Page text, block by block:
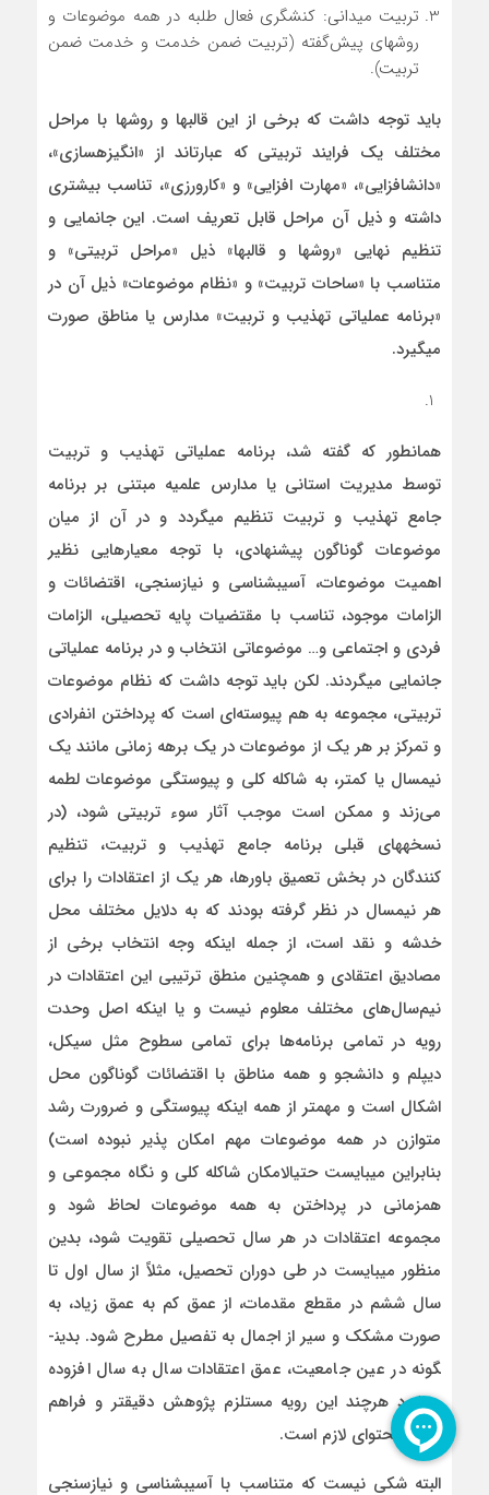
تربیت میدانی: کنشگری فعال طلبه در همه موضوعات و
روشهای پیش‌گفته (تربیت ضمن خدمت و خدمت ضمن
تربیت).
باید توجه داشت که برخی از این قالب­ها و روش­ها با مراحل
مختلف یک فرایند تربیتی که عبارت­اند از «انگیزه­سازی»،
«دانش­افزایی»، «مهارت افزایی» و «کارورزی»، تناسب بیشتری
داشته و ذیل آن مراحل قابل تعریف است. این جانمایی و
تنظیم نهایی «روش­ها و قالب­ها» ذیل «مراحل تربیتی» و
متناسب با «ساحات تربیت» و «نظام موضوعات» ذیل آن در
«برنامه عملیاتی تهذیب و تربیت» مدارس یا مناطق صورت
می­گیرد.
همانطور که گفته شد، برنامه عملیاتی تهذیب و تربیت
توسط مدیریت استانی یا مدارس علمیه مبتنی بر برنامه
جامع تهذیب و تربیت تنظیم می­گردد و در آن از میان
موضوعات گوناگون پیشنهادی، با توجه معیارهایی نظیر
اهمیت موضوعات، آسیب­شناسی و نیازسنجی، اقتضائات و
الزامات موجود، تناسب با مقتضیات پایه تحصیلی، الزامات
فردی و اجتماعی و… موضوعاتی انتخاب و در برنامه عملیاتی
جانمایی می­گردند. لکن باید توجه داشت که نظام موضوعات
تربیتی، مجموعه­ به هم پیوسته‌ای است که پرداختن انفرادی
و تمرکز بر هر یک از موضوعات در یک برهه زمانی مانند یک
نیمسال یا کمتر، به شاکله کلی و پیوستگی موضوعات لطمه
می‌زند و ممکن است موجب آثار سوء تربیتی شود، (در
نسخه­های قبلی برنامه جامع تهذیب و تربیت، تنظیم
کنندگان در بخش تعمیق باورها، هر یک از اعتقادات را برای
هر نیمسال در نظر گرفته بودند که به دلایل مختلف محل
خدشه و نقد است، از جمله اینکه وجه انتخاب برخی از
مصادیق اعتقادی و همچنین منطق ترتیبی این اعتقادات در
نیم‌سال‌های مختلف معلوم نیست و یا اینکه اصل وحدت
رویه در تمامی برنامه‌ها برای تمامی سطوح مثل سیکل،
دیپلم و دانشجو و همه مناطق با اقتضائات گوناگون محل
اشکال است و مهمتر از همه اینکه پیوستگی و ضرورت رشد
متوازن در همه موضوعات مهم امکان پذیر نبوده است)
بنابراین می­بایست حتی­الامکان شاکله کلی و نگاه مجموعی و
همزمانی در پرداختن به همه موضوعات لحاظ شود و
مجموعه اعتقادات در هر سال تحصیلی تقویت شود، بدین
منظور می­بایست در طی دوران تحصیل، مثلاً از سال اول تا
سال ششم در مقطع مقدمات، از عمق کم به عمق زیاد، به
صورت مشکک و سیر از اجمال به تفصیل مطرح شود. بدین­
گونه در عین جامعیت، عمق اعتقادات سال به سال افزوده
می­شود هرچند این رویه مستلزم پژوهش دقیق­تر و فراهم
کردن محتوای لازم است.
البته شکی نیست که متناسب با آسیب­شناسی و نیازسنجی